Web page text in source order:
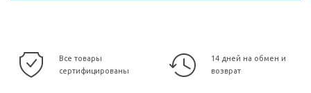
Все товары
сертифицированы
14 дней на обмен и
возврат